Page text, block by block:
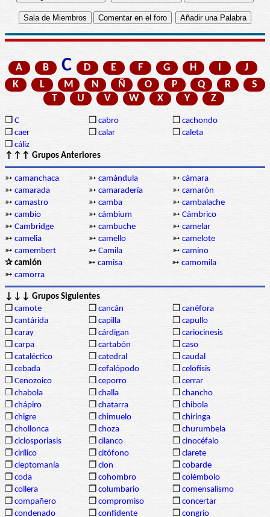
A B C D E F G H I
J
K
L M N Ñ O P Q R
S
T
U V W X Y Z
❒ C ❒ cabro ❒ cachondo
❒ caer ❒ calar ❒ caleta
❒ cáliz
↑↑↑ Grupos Anteriores
➳ camanchaca ➳ camándula ➳ cámara
➳ camarada ➳ camaradería ➳ camarón
➳ camastro ➳ camba ➳ cambalache
➳ cambio ➳ cámbium ➳ Cámbrico
➳ Cambridge ➳ cambuche ➳ camelar
➳ camelia ➳ camello ➳ camelote
➳ camembert ➳ Camila ➳ camino
✰ camión
➳ camisa ➳ camomila
➳ camorra
↓↓↓ Grupos Siguientes
❒ camote ❒ cancán ❒ canéfora
❒ cantárida ❒ capilla ❒ capullo
❒ caray ❒ cárdigan ❒ cariocinesis
❒ carpa ❒ cartabón ❒ caso
❒ cataléctico ❒ catedral ❒ caudal
❒ cebada ❒ cefalópodo ❒ celofisis
❒ Cenozoico ❒ ceporro ❒ cerrar
❒ chabola ❒ challa ❒ chancho
❒ chápiro ❒ chatarra ❒ chibola
❒ chigre ❒ chimuelo ❒ chiringa
❒ chollonca ❒ choza ❒ churumbela
❒ ciclosporiasis ❒ cilanco ❒ cinocéfalo
❒ cirílico ❒ citófono ❒ clarete
❒ cleptomanía ❒ clon ❒ cobarde
❒ coda ❒ cohombro ❒ colémbolo
❒ collera ❒ columbario ❒ comensalismo
❒ compañero ❒ compromiso ❒ concertar
❒ condenado ❒ confidente ❒ congrio